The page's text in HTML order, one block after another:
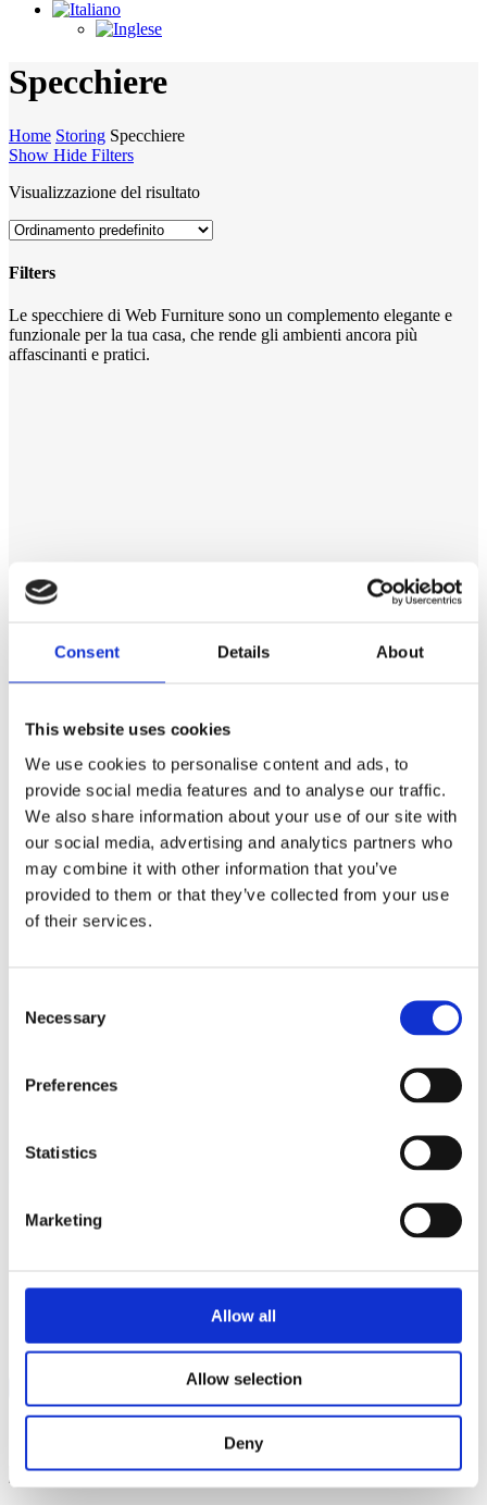
Consent Details About
This website uses cookies
We use cookies to personalise content and ads, to
provide social media features and to analyse our traffic.
We also share information about your use of our site with
our social media, advertising and analytics partners who
may combine it with other information that you’ve
provided to them or that they’ve collected from your use
of their services.
Selection
Necessary
Preferences
Statistics
Marketing
Allow all
Allow selection
Deny
Specchiere
Home Storing Specchiere
Show Hide Filters
Visualizzazione del risultato
Filters
Close
Filters
Le specchiere di Web Furniture sono un complemento elegante e
funzionale per la tua casa, che rende gli ambienti ancora più
affascinanti e pratici.
Specchiera MAGIC 120 cm
Iscriviti allaNewslettere rimani aggiornato!
Riempi il campo qui a lato e premi invio. Conoscerai in anteprima
tutte le novità sui prodotti Web Furniture!